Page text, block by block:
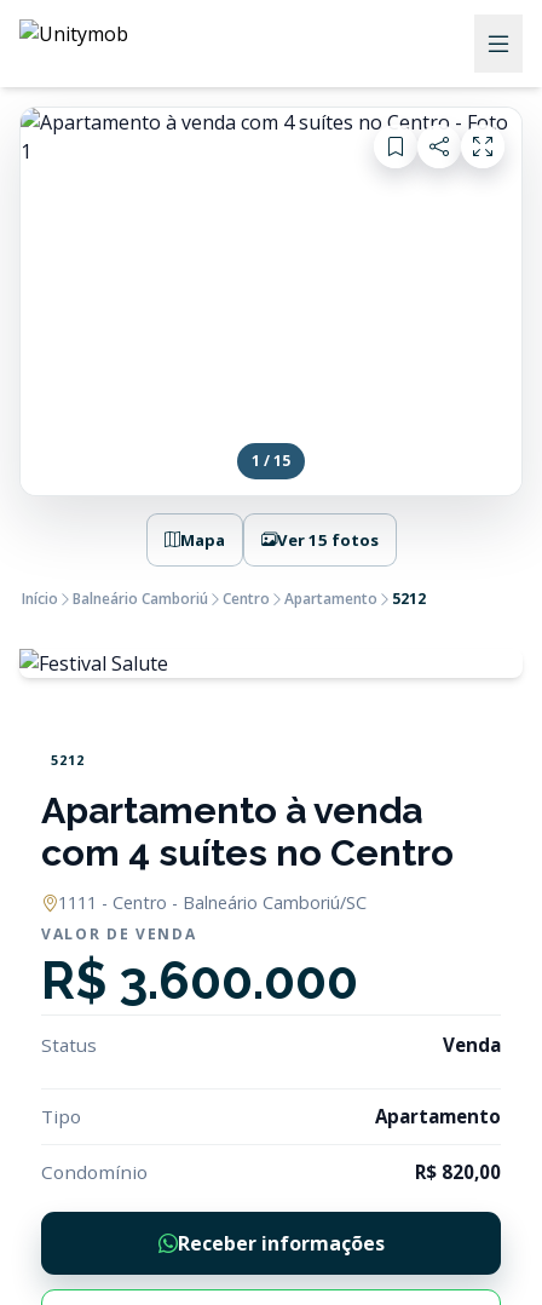
1 / 15
Mapa Ver 15 fotos
Início Balneário Camboriú Centro Apartamento 5212
5212
Apartamento à venda
com 4 suítes no Centro
1111 - Centro - Balneário Camboriú/SC
VALOR DE VENDA
R$ 3.600.000
Status Venda
Tipo Apartamento
Condomínio R$ 820,00
Receber informações